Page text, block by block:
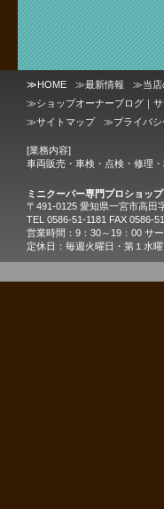
≫HOME ≫最新情報 ≫当
≫ショップオーナーブログ｜
≫サイトマップ ≫プライバ
[業務内容]
車両販売・車検・点検・修理
ミニクーパー専門プロショッ
〒491-0125 愛知県一宮市高田
TEL 0586-51-1181 FAX 0586-
営業時間：9：30～19：00 サ
定休日：毎週火曜日・第１水曜